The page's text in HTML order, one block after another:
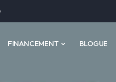
FINANCEMENT BLOGUE